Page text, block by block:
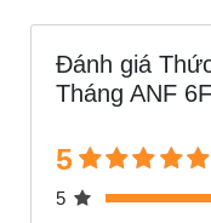
Đánh giá
Tháng ANF
5
5